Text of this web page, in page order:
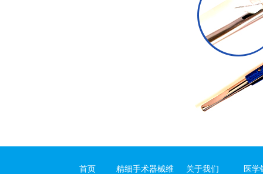
首页
精细手术器械维
关于我们 医学